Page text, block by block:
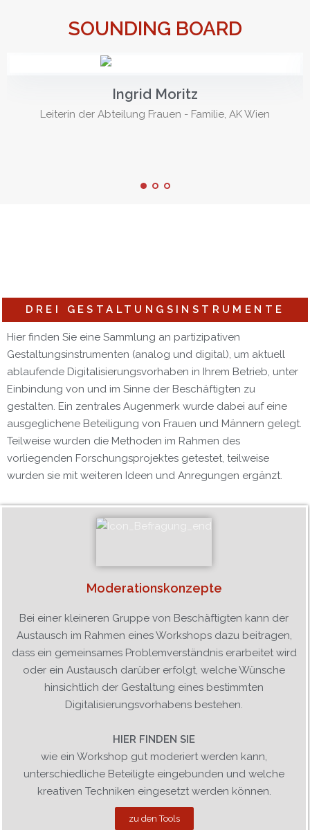
SOUNDING BOARD
Ingrid Moritz
Leiterin der Abteilung Frauen - Familie, AK Wien
DREI GESTALTUNGSINSTRUMENTE
Hier finden Sie eine Sammlung an partizipativen
Gestaltungsinstrumenten (analog und digital), um aktuell
ablaufende Digitalisierungsvorhaben in Ihrem Betrieb, unter
Einbindung von und im Sinne der Beschäftigten zu
gestalten. Ein zentrales Augenmerk wurde dabei auf eine
ausgeglichene Beteiligung von Frauen und Männern gelegt.
Teilweise wurden die Methoden im Rahmen des
vorliegenden Forschungsprojektes getestet, teilweise
wurden sie mit weiteren Ideen und Anregungen ergänzt.
Moderationskonzepte
Bei einer kleineren Gruppe von Beschäftigten kann der
Austausch im Rahmen eines Workshops dazu beitragen,
dass ein gemeinsames Problemverständnis erarbeitet wird
oder ein Austausch darüber erfolgt, welche Wünsche
hinsichtlich der Gestaltung eines bestimmten
Digitalisierungsvorhabens bestehen.
HIER FINDEN SIE
wie ein Workshop gut moderiert werden kann,
unterschiedliche Beteiligte eingebunden und welche
kreativen Techniken eingesetzt werden können.
zu den Tools